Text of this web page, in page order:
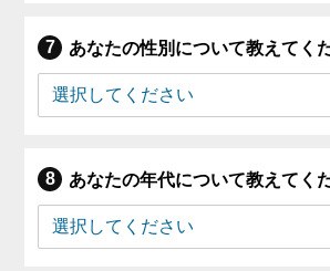
あなたの性別について教えてく
あなたの年代について教えてく